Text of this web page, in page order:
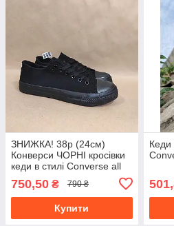
ЗНИЖКА! 38р (24см)
Конверси ЧОРНІ кросівки
кеди в стилі Converse all
750,50 ₴ 790 ₴
Купити
Кеди